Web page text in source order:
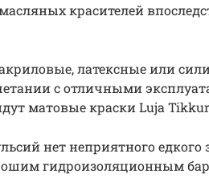
красителей
латексные или
с отличными
матовые краски Luja
нет неприятного
гидроизоляционным